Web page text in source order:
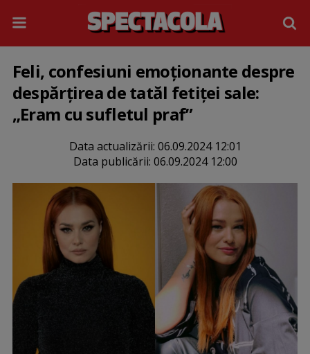
Feli, confesiuni emoționante despre
despărțirea de tatăl fetiței sale:
„Eram cu sufletul praf”
Data actualizării: 06.09.2024 12:01
Data publicării: 06.09.2024 12:00